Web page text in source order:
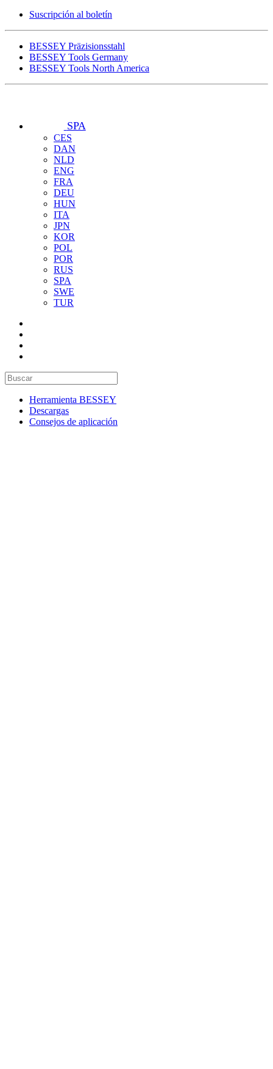
Suscripción al boletín
BESSEY Präzisionsstahl
BESSEY Tools Germany
BESSEY Tools North America
SPA
CES
DAN
NLD
ENG
FRA
DEU
HUN
ITA
JPN
KOR
POL
POR
RUS
SPA
SWE
TUR
Herramienta BESSEY
Descargas
Consejos de aplicación